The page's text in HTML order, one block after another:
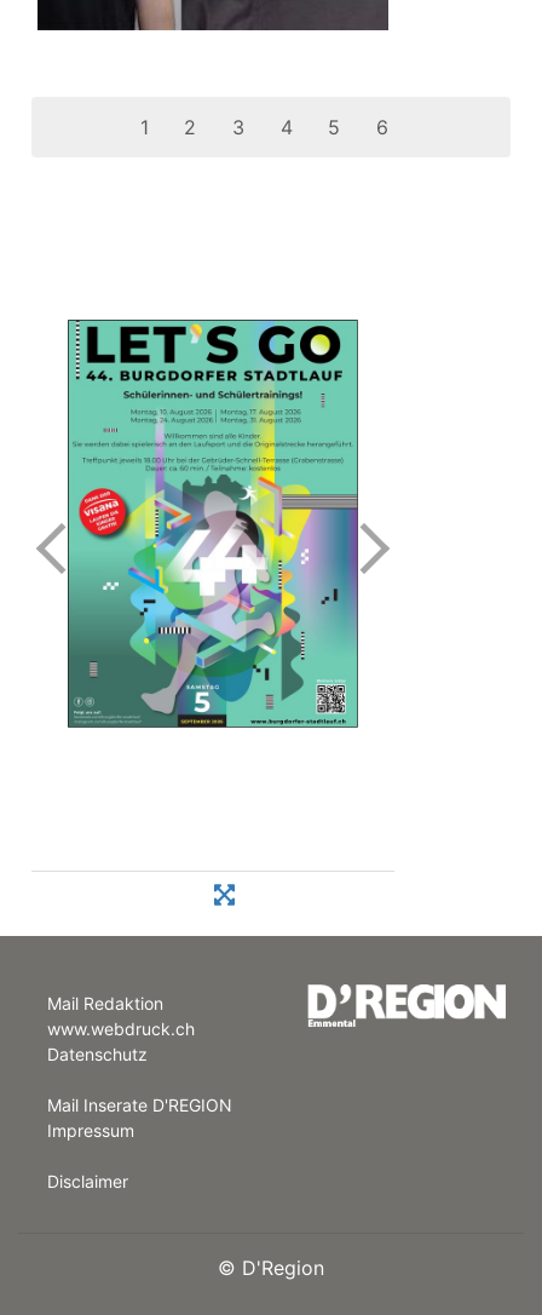
1 2 3 4 5 6
Mail Redaktion
www.webdruck.ch
Datenschutz
Mail Inserate D'REGION
Impressum
Disclaimer
© D'Region